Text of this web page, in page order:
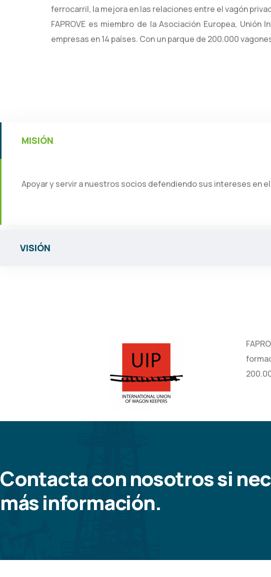
ferrocarril, la mejora en las relaciones entre el vagón
FAPROVE es miembro de la Asociación Europea,
empresas en 14 países. Con un parque de 200.000
MISIÓN
Apoyar y servir a nuestros socios defendiendo sus intereses en
VISIÓN
Contacta con nosotros si
más información.